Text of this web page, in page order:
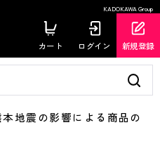
KADOKAWA Group
カート ログイン 新規登録
地震の影響による商品の